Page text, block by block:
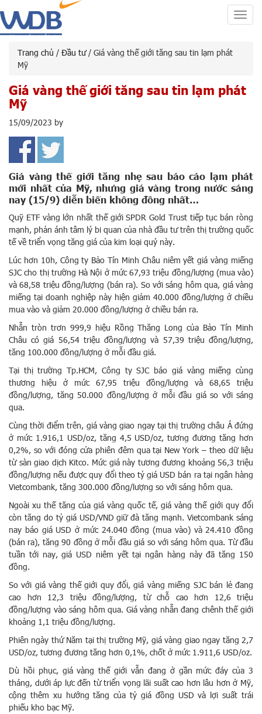
Trang chủ / Đầu tư/ Giá vàng thế giới tăng sau tin lạm phát
Mỹ
Giá vàng thế giới tăng sau tin lạm phát
Mỹ
15/09/2023 by
Giá vàng thế giới tăng nhẹ sau báo cáo lạm phát
mới nhất của Mỹ, nhưng giá vàng trong nước sáng
nay (15/9) diễn biến không đồng nhất…
Quỹ ETF vàng lớn nhất thế giới SPDR Gold Trust tiếp tục bán ròng
mạnh, phản ánh tâm lý bi quan của nhà đầu tư trên thị trường quốc
tế về triển vọng tăng giá của kim loại quý này.
Lúc hơn 10h, Công ty Bảo Tín Minh Châu niêm yết giá vàng miếng
SJC cho thị trường Hà Nội ở mức 67,93 triệu đồng/lượng (mua vào)
và 68,58 triệu đồng/lượng (bán ra). So với sáng hôm qua, giá vàng
miếng tại doanh nghiệp này hiện giảm 40.000 đồng/lượng ở chiều
mua vào và giảm 20.000 đồng/lượng ở chiều bán ra.
Nhẫn tròn trơn 999,9 hiệu Rồng Thăng Long của Bảo Tín Minh
Châu có giá 56,54 triệu đồng/lượng và 57,39 triệu đồng/lượng,
tăng 100.000 đồng/lượng ở mỗi đầu giá.
Tại thị trường Tp.HCM, Công ty SJC báo giá vàng miếng cùng
thương hiệu ở mức 67,95 triệu đồng/lượng và 68,65 triệu
đồng/lượng, tăng 50.000 đồng/lượng ở mỗi đầu giá so với sáng
qua.
Cùng thời điểm trên, giá vàng giao ngay tại thị trường châu Á đứng
ở mức 1.916,1 USD/oz, tăng 4,5 USD/oz, tương đương tăng hơn
0,2%, so với đóng cửa phiên đêm qua tại New York – theo dữ liệu
từ sàn giao dịch Kitco. Mức giá này tương đương khoảng 56,3 triệu
đồng/lượng nếu được quy đổi theo tỷ giá USD bán ra tại ngân hàng
Vietcombank, tăng 300.000 đồng/lượng so với sáng hôm qua.
Ngoài xu thế tăng của giá vàng quốc tế, giá vàng thế giới quy đổi
còn tăng do tỷ giá USD/VND giữ đà tăng mạnh. Vietcombank sáng
nay báo giá USD ở mức 24.040 đồng (mua vào) và 24.410 đồng
(bán ra), tăng 90 đồng ở mỗi đầu giá so với sáng hôm qua. Từ đầu
tuần tới nay, giá USD niêm yết tại ngân hàng này đã tăng 150
đồng.
So với giá vàng thế giới quy đổi, giá vàng miếng SJC bán lẻ đang
cao hơn 12,3 triệu đồng/lượng, từ chỗ cao hơn 12,6 triệu
đồng/lượng vào sáng hôm qua. Giá vàng nhẫn đang chênh thế giới
khoảng 1,1 triệu đồng/lượng.
Phiên ngày thứ Năm tại thị trường Mỹ, giá vàng giao ngay tăng 2,7
USD/oz, tương đương tăng hơn 0,1%, chốt ở mức 1.911,6 USD/oz.
Dù hồi phục, giá vàng thế giới vẫn đang ở gần mức đáy của 3
tháng, dưới áp lực đến từ triển vọng lãi suất cao hơn lâu hơn ở Mỹ,
cộng thêm xu hướng tăng của tỷ giá đồng USD và lợi suất trái
phiếu kho bạc Mỹ.